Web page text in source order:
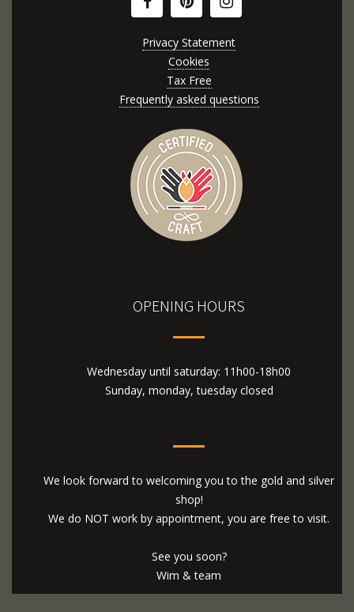
Privacy Statement
Cookies
Tax Free
Frequently asked questions
OPENING HOURS
Wednesday until saturday: 11h00-18h00
Sunday, monday, tuesday closed
We look forward to welcoming you to the gold and silver
shop!
We do NOT work by appointment, you are free to visit.
See you soon?
Wim & team